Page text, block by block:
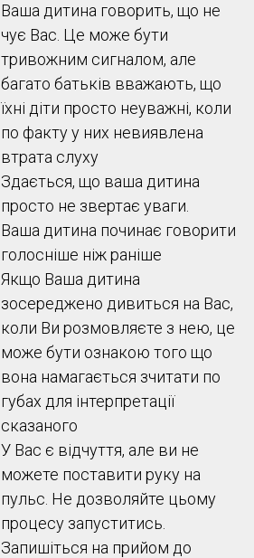
Ваша дитина говорить, що не
чує Вас. Це може бути
тривожним сигналом, але
багато батьків вважають, що
їхні діти просто неуважні, коли
по факту у них невиявлена
втрата слуху
Здається, що ваша дитина
просто не звертає уваги.
Ваша дитина починає говорити
голосніше ніж раніше
Якщо Ваша дитина
зосереджено дивиться на Вас,
коли Ви розмовляєте з нею, це
може бути ознакою того що
вона намагається зчитати по
губах для інтерпретації
сказаного
У Вас є відчуття, але ви не
можете поставити руку на
пульс. Не дозволяйте цьому
процесу запуститись.
Запишіться на прийом до